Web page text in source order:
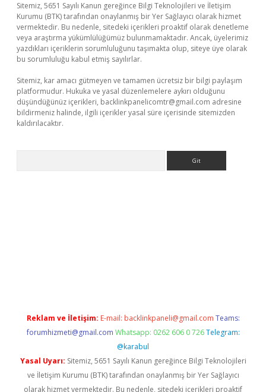
Sitemiz, 5651 Sayılı Kanun gereğince Bilgi Teknolojileri ve İletişim
Kurumu (BTK) tarafından onaylanmış bir Yer Sağlayıcı olarak hizmet
vermektedir. Bu nedenle, sitedeki içerikleri proaktif olarak denetleme
veya araştırma yükümlülüğümüz bulunmamaktadır. Ancak, üyelerimiz
yazdıkları içeriklerin sorumluluğunu taşımakta olup, siteye üye olarak
bu sorumluluğu kabul etmiş sayılırlar.
Sitemiz, kar amacı gütmeyen ve tamamen ücretsiz bir bilgi paylaşım
platformudur. Hukuka ve yasal düzenlemelere aykırı olduğunu
düşündüğünüz içerikleri, backlinkpanelicomtr@gmail.com adresine
bildirmeniz halinde, ilgili içerikler yasal süre içerisinde sitemizden
kaldırılacaktır.
Reklam ve İletişim: E-mail: backlinkpaneli@gmail.com Teams:
forumhizmeti@gmail.com Whatsapp: 0262 606 0 726 Telegram:
@karabul
Yasal Uyarı: Sitemiz, 5651 Sayılı Kanun gereğince Bilgi Teknolojileri
ve İletişim Kurumu (BTK) tarafından onaylanmış bir Yer Sağlayıcı
olarak hizmet vermektedir. Bu nedenle, sitedeki içerikleri proaktif